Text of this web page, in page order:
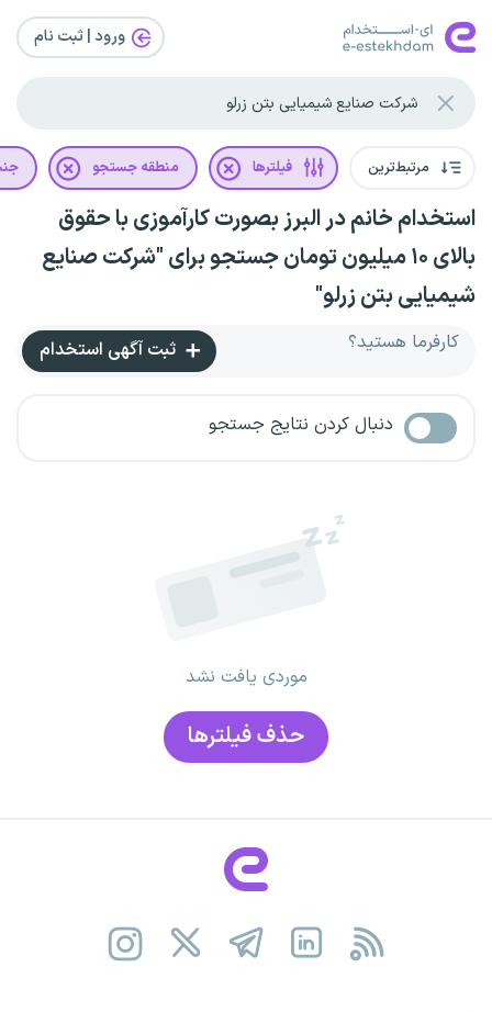
ورود | ثبت‌ نام
مرتبط‌ترین فیلترها منطقه جستجو
استخدام خانم در البرز بصورت کارآموزی با حقوق
بالای ۱۰ میلیون تومان جستجو برای "شرکت صنایع
شیمیایی بتن زرلو"
کارفرما هستید؟ ثبت آگهی استخدام
دنبال کردن نتایج جستجو
موردی یافت نشد
حذف فیلتر‌ها